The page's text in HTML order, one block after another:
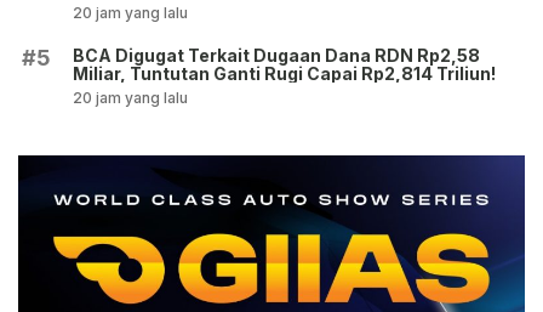
20 jam yang lalu
#5
BCA Digugat Terkait Dugaan Dana RDN Rp2,58
Miliar, Tuntutan Ganti Rugi Capai Rp2,814 Triliun!
20 jam yang lalu